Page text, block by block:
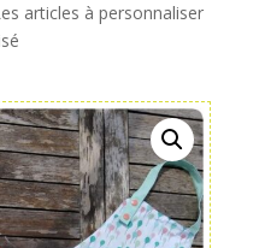
articles à personnaliser